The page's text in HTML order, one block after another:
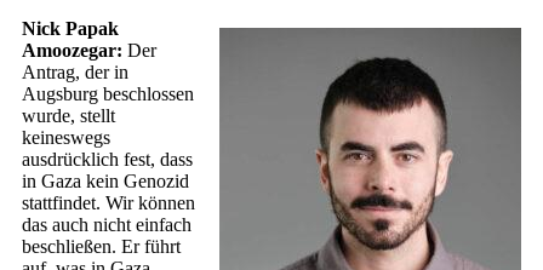
Nick Papak
Amoozegar: Der
Antrag, der in
Augsburg beschlossen
wurde, stellt
keineswegs
ausdrücklich fest, dass
in Gaza kein Genozid
stattfindet. Wir können
das auch nicht einfach
beschließen. Er führt